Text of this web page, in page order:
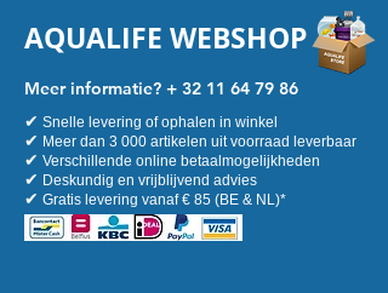
AQUALIFE WEBSHOP
Meer informatie? + 32 11 64 79 86
✔ Snelle levering of ophalen in winkel
✔ Meer dan 3 000 artikelen uit voorraad leverbaar
✔ Verschillende online betaalmogelijkheden
✔ Deskundig en vrijblijvend advies
✔ Gratis levering vanaf € 85 (BE & NL)*